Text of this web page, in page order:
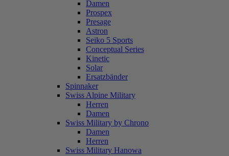
Damen
Prospex
Presage
Astron
Seiko 5 Sports
Conceptual Series
Kinetic
Solar
Ersatzbänder
Spinnaker
Swiss Alpine Military
Herren
Damen
Swiss Military by Chrono
Damen
Herren
Swiss Military Hanowa